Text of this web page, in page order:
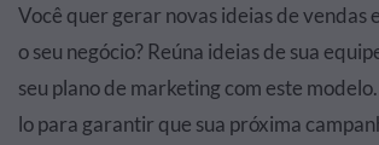
Você quer gerar novas ideias de vendas
o seu negócio? Reúna ideias de sua
seu plano de marketing com este
lo para garantir que sua próxima